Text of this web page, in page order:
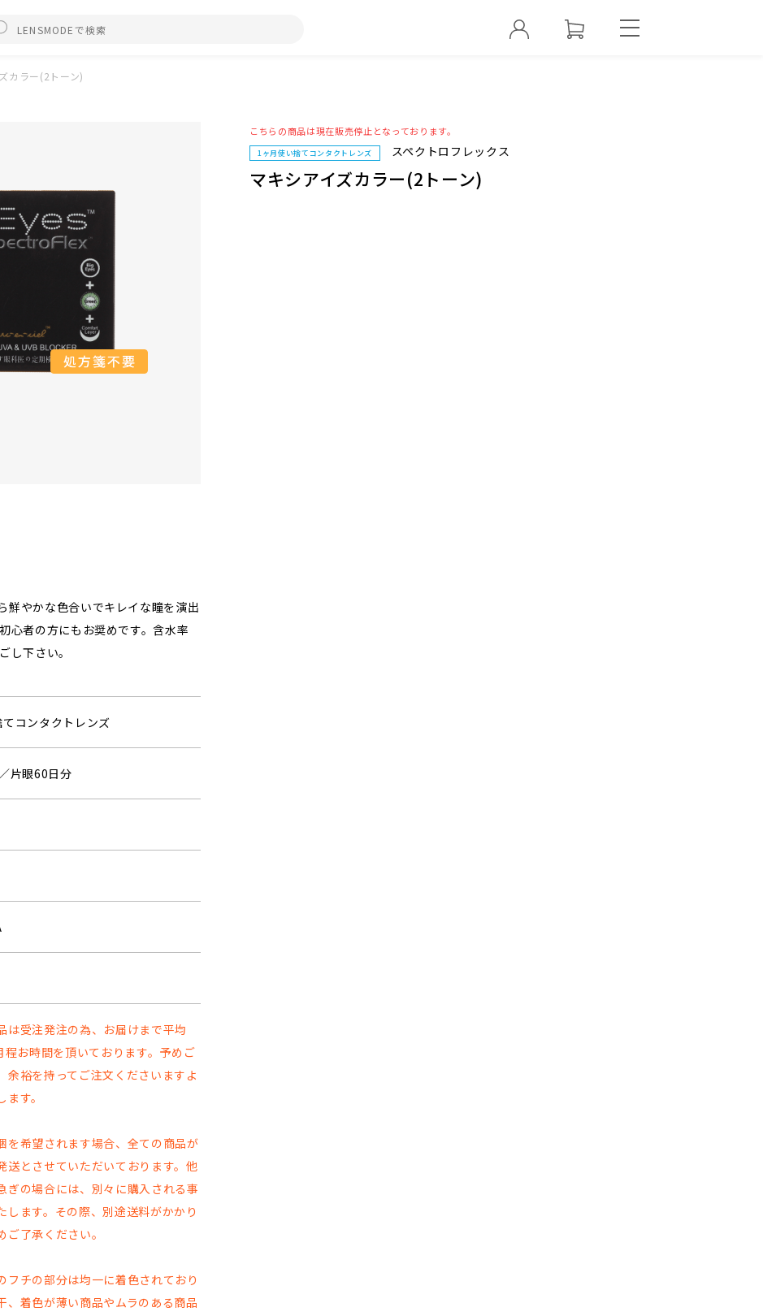
カラー(2トーン)
鮮やかな色合いでキレイな瞳を演出
心者の方にもお奨めです。含水率
し下さい。
コンタクトレンズ
片眼60日分
は受注発注の為、お届けまで平均
程お時間を頂いております。予めご
余裕を持ってご注文くださいますよ
す。
を希望されます場合、全ての商品が
送とさせていただいております。他
ぎの場合には、別々に購入される事
します。その際、別途送料がかかり
ご了承ください。
フチの部分は均一に着色されており
、着色が薄い商品やムラのある商品
こちらの商品は現在販売停止となっております。
1ヶ月使い捨てコンタクトレンズ スペクトロフレックス
マキシアイズカラー(2トーン)